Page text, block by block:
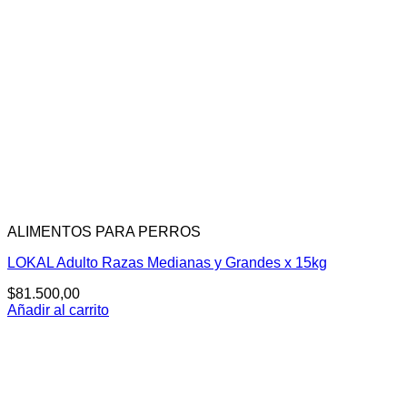
ALIMENTOS PARA PERROS
LOKAL Adulto Razas Medianas y Grandes x 15kg
$81.500,00
Añadir al carrito